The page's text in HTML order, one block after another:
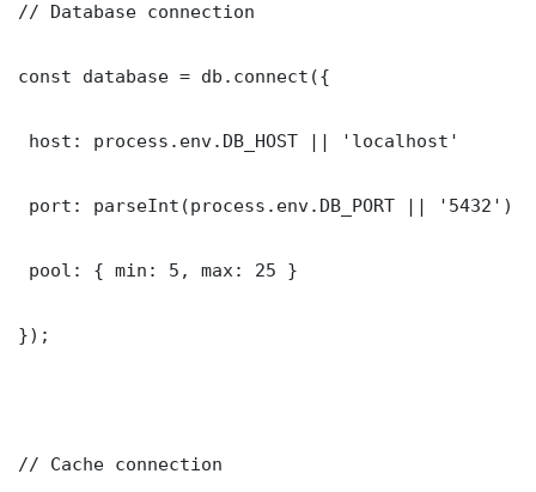
// Database connection
const database = db.connect({
host: process.env.DB_HOST || 'localhost'
port: parseInt(process.env.DB_PORT || '5432')
pool: { min: 5, max: 25 }
});
// Cache connection